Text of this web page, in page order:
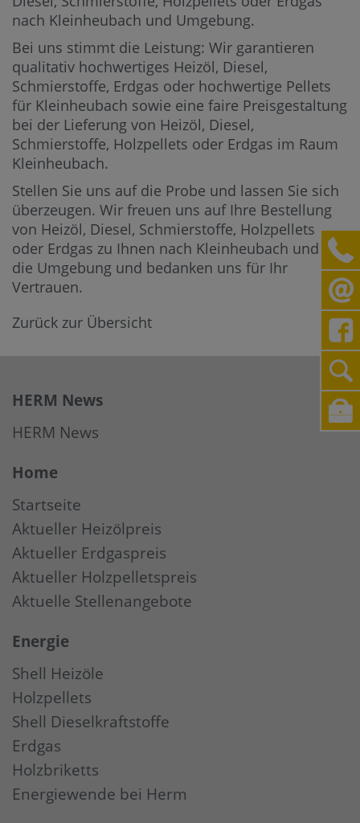
nach Kleinheubach und Umgebung.
Bei uns stimmt die Leistung: Wir garantieren
qualitativ hochwertiges Heizöl, Diesel,
Schmierstoffe, Erdgas oder hochwertige Pellets
für Kleinheubach sowie eine faire Preisgestaltung
bei der Lieferung von Heizöl, Diesel,
Schmierstoffe, Holzpellets oder Erdgas im Raum
Kleinheubach.
Stellen Sie uns auf die Probe und lassen Sie sich
überzeugen. Wir freuen uns auf Ihre Bestellung
von Heizöl, Diesel, Schmierstoffe, Holzpellets
oder Erdgas zu Ihnen nach Kleinheubach und in
die Umgebung und bedanken uns für Ihr
Vertrauen.
Zurück zur Übersicht
HERM News
HERM News
Home
Startseite
Aktueller Heizölpreis
Aktueller Erdgaspreis
Aktueller Holzpelletspreis
Aktuelle Stellenangebote
Energie
Shell Heizöle
Holzpellets
Shell Dieselkraftstoffe
Erdgas
Holzbriketts
Energiewende bei Herm